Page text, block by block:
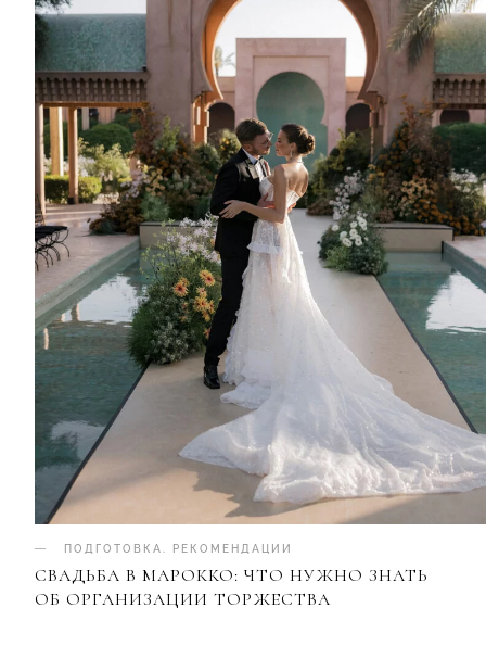
ПОДГОТОВКА. РЕКОМЕНДАЦИИ
СВАДЬБА В МАРОККО: ЧТО НУЖНО ЗНАТЬ
ОБ ОРГАНИЗАЦИИ ТОРЖЕСТВА